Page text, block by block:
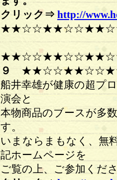
クリック⇒ http://
９
船井幸雄が健康の超プ
演会と
本物商品のブースが多
す。
いまならまもなく、無
記ホームページを
ご覧の上、ご参加くだ